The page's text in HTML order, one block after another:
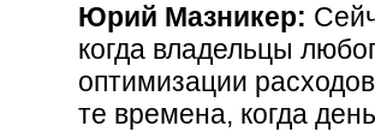
Юрий Мазникер:
когда владельцы
оптимизации
те времена, когда